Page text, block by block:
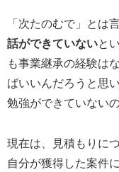
「次たのむで」とは
話ができていないと
も事業継承の経験は
ばいいんだろうと思
勉強ができていない
現在は、見積もりに
自分が獲得した案件